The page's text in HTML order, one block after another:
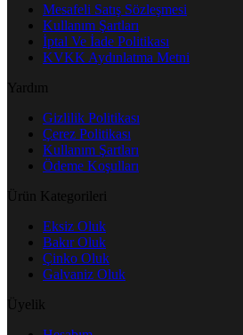
Mesafeli Satış Sözleşmesi
Kullanım Şartları
İptal Ve İade Politikası
KVKK Aydınlatma Metni
Yardım
Gizlilik Politikası
Çerez Politikası
Kullanım Şartları
Ödeme Koşulları
Ürün Kategorileri
Eksiz Oluk
Bakır Oluk
Çinko Oluk
Galvaniz Oluk
Üyelik